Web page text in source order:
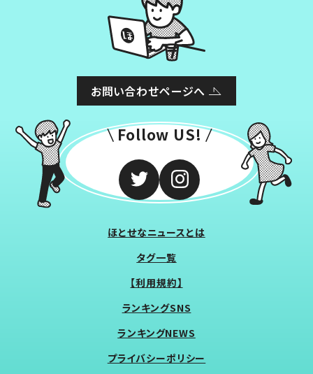
お問い合わせページへ
Follow US!
ほとせなニュースとは
タグ一覧
【利用規約】
ランキングSNS
ランキングNEWS
プライバシーポリシー